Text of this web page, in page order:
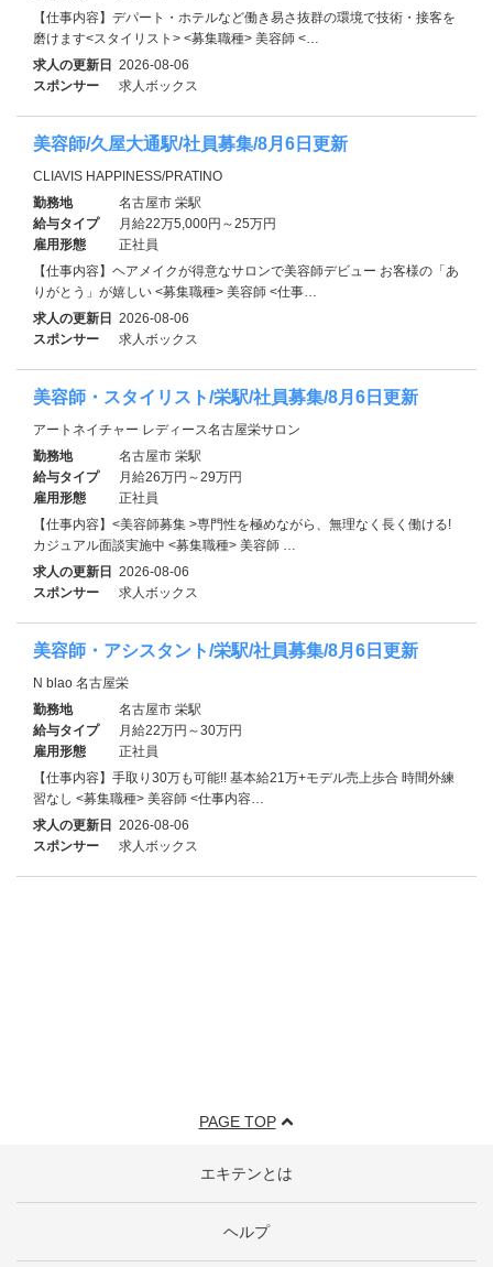
【仕事内容】デパート・ホテルなど働き易さ抜群の環境で技術・接客を
磨けます<スタイリスト> <募集職種> 美容師 <…
求人の更新日 2026-08-06
スポンサー
求人ボックス
美容師/久屋大通駅/社員募集/8月6日更新
CLIAVIS HAPPINESS/PRATINO
勤務地
名古屋市 栄駅
給与タイプ
月給22万5,000円～25万円
雇用形態
正社員
【仕事内容】ヘアメイクが得意なサロンで美容師デビュー お客様の「あ
りがとう」が嬉しい <募集職種> 美容師 <仕事…
求人の更新日 2026-08-06
スポンサー
求人ボックス
美容師・スタイリスト/栄駅/社員募集/8月6日更新
アートネイチャー レディース名古屋栄サロン
勤務地
名古屋市 栄駅
給与タイプ
月給26万円～29万円
雇用形態
正社員
【仕事内容】<美容師募集 >専門性を極めながら、無理なく長く働ける!
カジュアル面談実施中 <募集職種> 美容師 …
求人の更新日 2026-08-06
スポンサー
求人ボックス
美容師・アシスタント/栄駅/社員募集/8月6日更新
N blao 名古屋栄
勤務地
名古屋市 栄駅
給与タイプ
月給22万円～30万円
雇用形態
正社員
【仕事内容】手取り30万も可能!! 基本給21万+モデル売上歩合 時間外練
習なし <募集職種> 美容師 <仕事内容…
求人の更新日 2026-08-06
スポンサー
求人ボックス
PAGE TOP
エキテンとは
ヘルプ